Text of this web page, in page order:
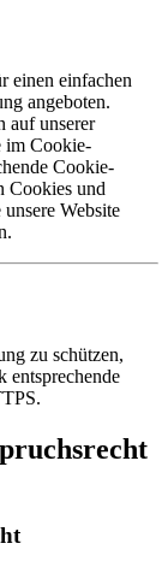
einen einfachen
angeboten.
auf unserer
im Cookie-
Cookie-
Cookies und
Website
zu schützen,
entsprechende